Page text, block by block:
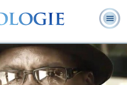
que la
?
Ministres
volontaires
Foire aux
Livres